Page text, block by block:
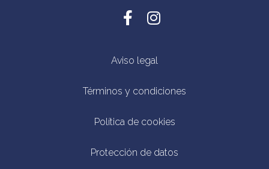
Aviso legal
Términos y condiciones
Política de cookies
Protección de datos